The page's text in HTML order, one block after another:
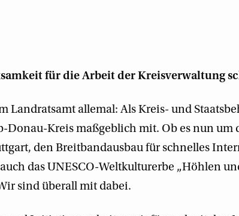
für die Arbeit der Kreisverwaltung
Landratsamt allemal: Als Kreis- und
Donau-Kreis maßgeblich mit. Ob es nun um
den Breitbandausbau für schnelles
das UNESCO-Weltkulturerbe „Höhlen
sind überall mit dabei.